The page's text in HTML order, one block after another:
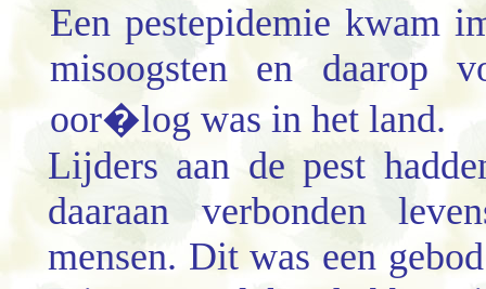
Een pestepidemie kwam
misoogsten en daarop
oor�log was in het land.
Lijders aan de pest
daaraan verbonden
mensen. Dit was een